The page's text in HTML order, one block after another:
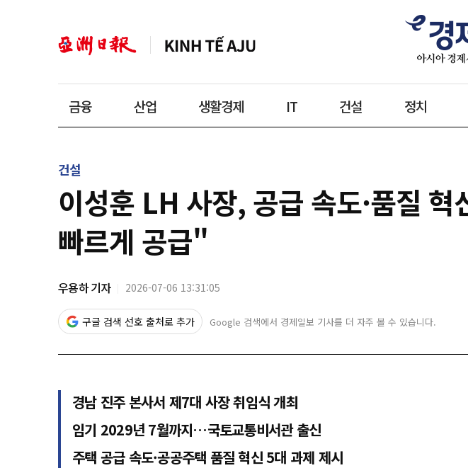
금융 산업 생활경제 IT 건설 정치
건설
이성훈 LH 사장, 공급 속도·품질
빠르게 공급"
우용하 기자 2026-07-06 13:31:05
구글 검색 선호 출처로 추가 Google 검색에서 경제일보 기사를 더 자주 볼 수 있습니다.
경남 진주 본사서 제7대 사장 취임식 개최
임기 2029년 7월까지…국토교통비서관 출신
주택 공급 속도·공공주택 품질 혁신 5대 과제 제시